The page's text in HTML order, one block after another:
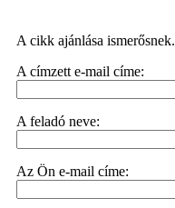
A cikk ajánlása ismerősnek.
A címzett e-mail címe:
A feladó neve:
Az Ön e-mail címe: